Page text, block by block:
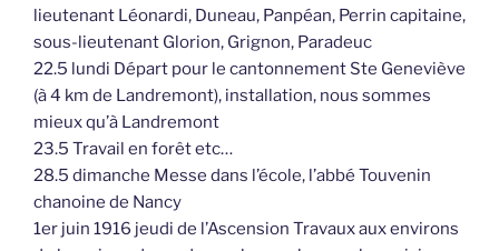
lieutenant Léonardi, Duneau, Panpéan, Perrin capitaine,
sous-lieutenant Glorion, Grignon, Paradeuc
22.5 lundi Départ pour le cantonnement Ste Geneviève
(à 4 km de Landremont), installation, nous sommes
mieux qu’à Landremont
23.5 Travail en forêt etc…
28.5 dimanche Messe dans l’école, l’abbé Touvenin
chanoine de Nancy
1er juin 1916 jeudi de l’Ascension Travaux aux environs